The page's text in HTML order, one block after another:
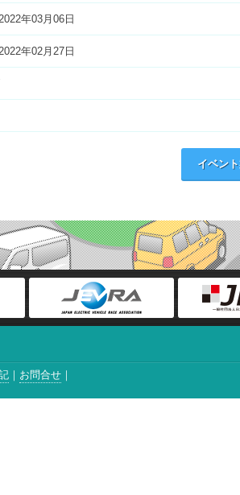
年03月06日
年02月27日
イベン
お問合せ